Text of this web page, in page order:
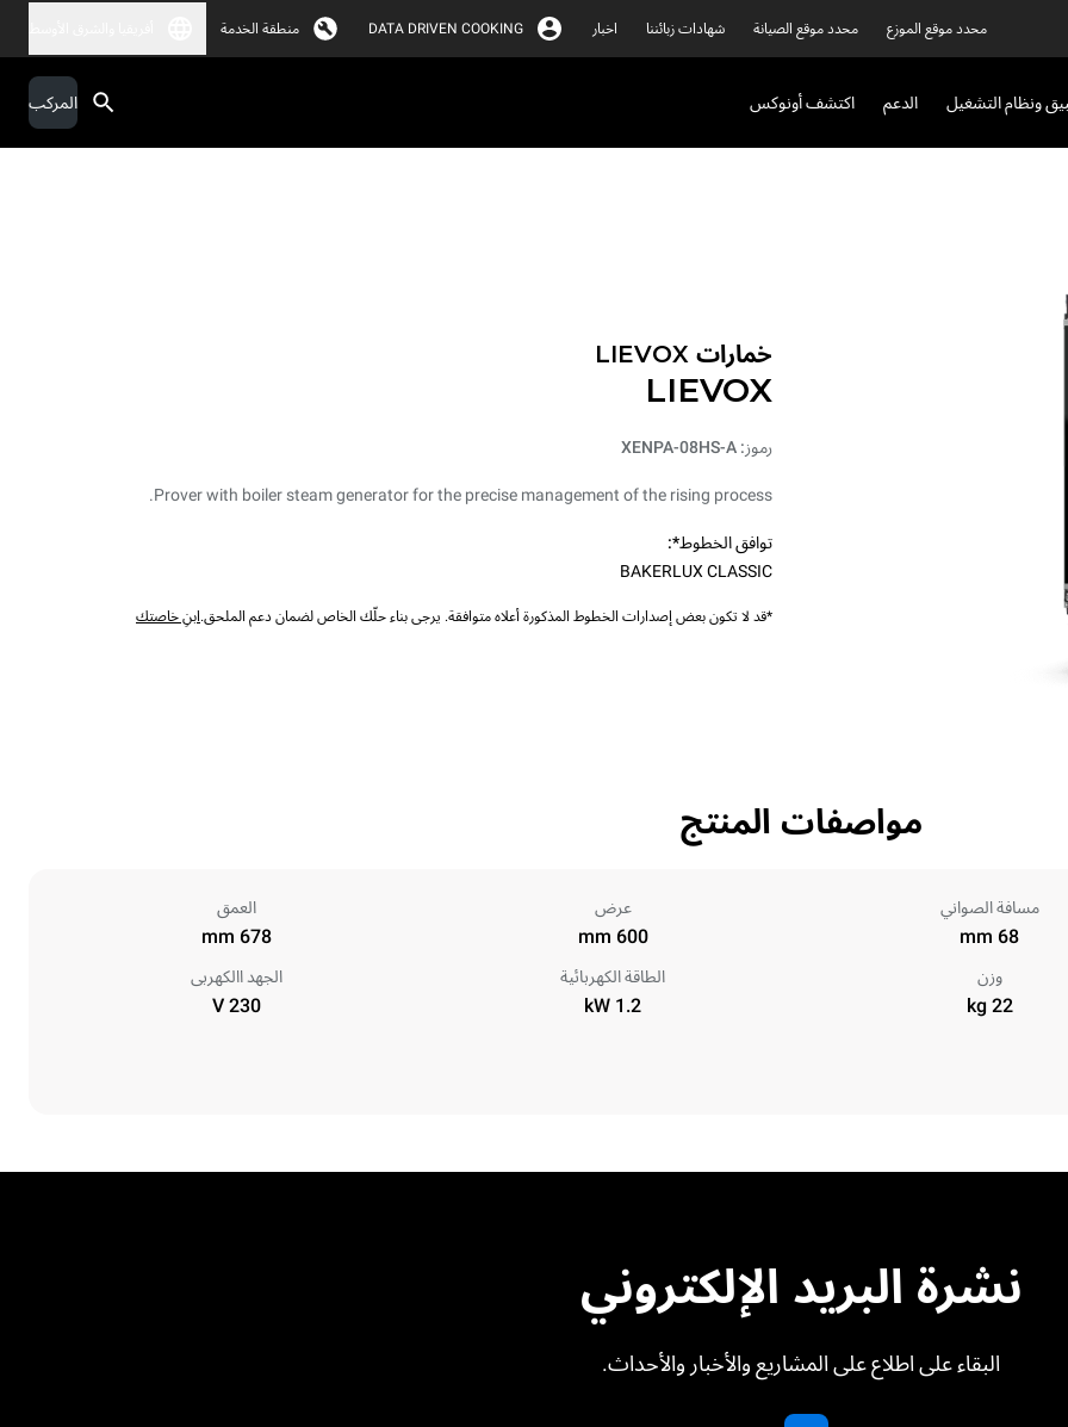
محدد موقع الموزع محدد موقع الصيانة شهادات زبائننا اخبار DATA DRIVEN COOKING منطقة الخدمة
ونظام التشغيل الدعم اكتشف أونوكس المركب
خمارات LIEVOX
LIEVOX
رموز: XENPA-08HS-A
Prover with boiler steam generator for the precise management of the rising process.
توافق الخطوط*:
BAKERLUX CLASSIC
*قد لا تكون بعض إصدارات الخطوط المذكورة أعلاه متوافقة. يرجى بناء حلّك الخاص لضمان دعم الملحق.ابنِ خاصتك
مواصفات المنتج
مسافة الصواني
68 mm
عرض
600 mm
العمق
678 mm
وزن
22 kg
الطاقة الكهربائية
1.2 kW
الجهد االكهربى
230 V
نشرة البريد الإلكتروني
البقاء على اطلاع على المشاريع والأخبار والأحداث.